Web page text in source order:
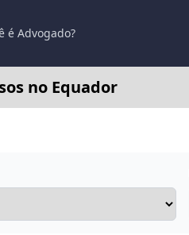
é Advogado?
no Equador